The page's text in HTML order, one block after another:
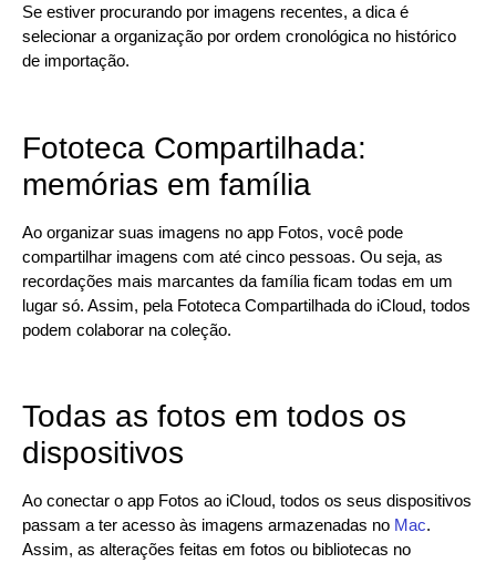
Se estiver procurando por imagens recentes, a dica é
selecionar a organização por ordem cronológica no histórico
de importação.
Fototeca Compartilhada:
memórias em família
Ao organizar suas imagens no app Fotos, você pode
compartilhar imagens com até cinco pessoas. Ou seja, as
recordações mais marcantes da família ficam todas em um
lugar só. Assim, pela Fototeca Compartilhada do iCloud, todos
podem colaborar na coleção.
Todas as fotos em todos os
dispositivos
Ao conectar o app Fotos ao iCloud, todos os seus dispositivos
passam a ter acesso às imagens armazenadas no Mac.
Assim, as alterações feitas em fotos ou bibliotecas no